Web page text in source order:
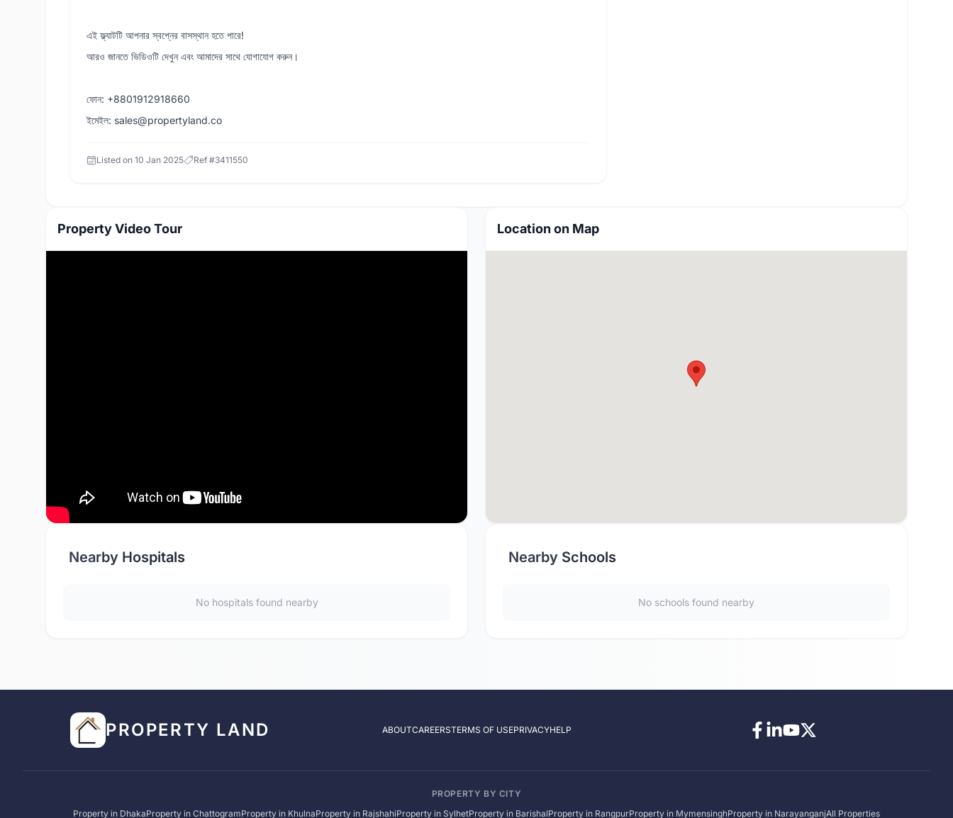
এই ফ্ল্যাটটি আপনার স্বপ্নের বাসস্থান হতে পারে!
আরও জানতে ভিডিওটি দেখুন এবং আমাদের সাথে যোগাযোগ করুন।
ফোন: +8801912918660
ইমেইল: sales@propertyland.co
Listed on 10 Jan 2025 Ref #3411550
Property Video Tour Location on Map
Nearby Hospitals
No hospitals found nearby
Nearby Schools
No schools found nearby
PROPERTY LAND ABOUTCAREERSTERMS OF USEPRIVACYHELP
PROPERTY BY CITY
Property in DhakaProperty in ChattogramProperty in KhulnaProperty in RajshahiProperty in SylhetProperty in BarishalProperty in RangpurProperty in MymensinghProperty in NarayanganjAll Properties